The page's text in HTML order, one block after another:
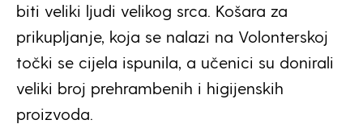
biti veliki ljudi velikog srca. Košara za
prikupljanje, koja se nalazi na Volonterskoj
točki se cijela ispunila, a učenici su donirali
veliki broj prehrambenih i higijenskih
proizvoda.